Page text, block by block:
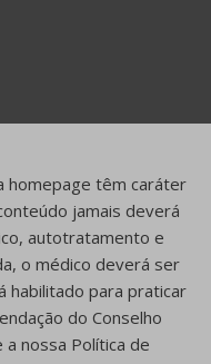
homepage têm caráter
jamais deverá
autotratamento e
o médico deverá ser
habilitado para praticar
do Conselho
a nossa Política de